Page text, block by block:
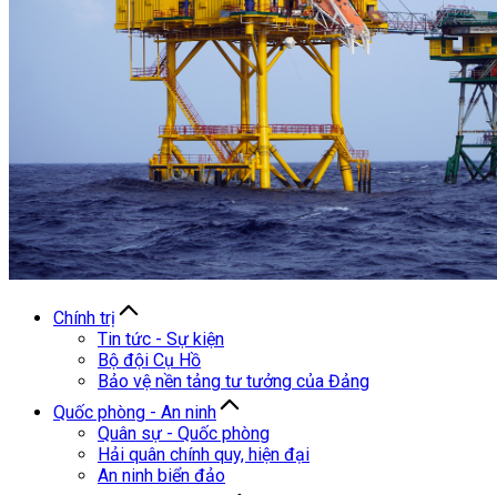
Chính trị
Tin tức - Sự kiện
Bộ đội Cụ Hồ
Bảo vệ nền tảng tư tưởng của Đảng
Quốc phòng - An ninh
Quân sự - Quốc phòng
Hải quân chính quy, hiện đại
An ninh biển đảo